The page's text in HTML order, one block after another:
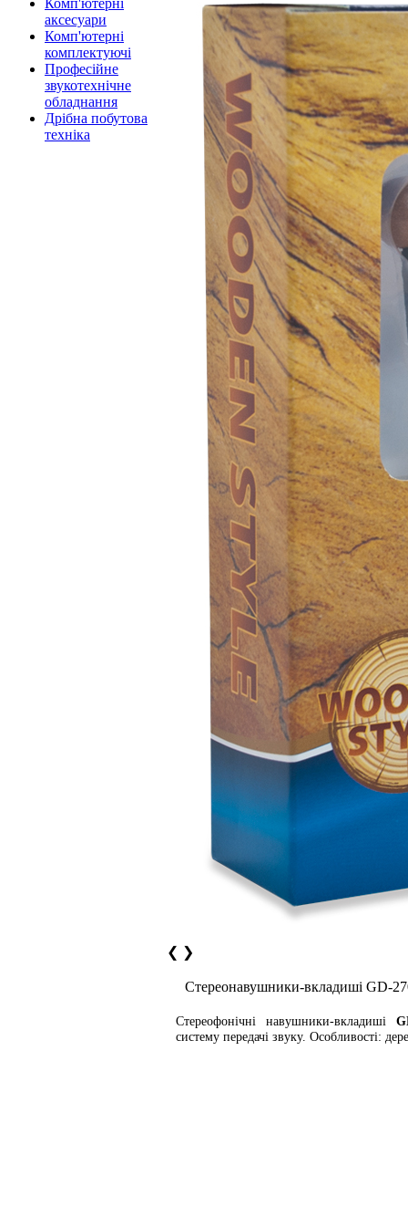
Комп'ютерні
аксесуари
Комп'ютерні
комплектуючі
Професійне
звукотехнічне
обладнання
Дрібна побутова
техніка
❮ ❯
Cтереонавушники-вкладиші GD-
Стереофонічні навушники-вкладиші
систему передачі звуку. Особливості: